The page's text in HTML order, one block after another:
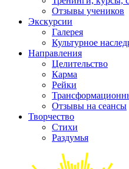
Отзывы учеников
Экскурсии
Галерея
Культурное
Направления
Целительство
Карма
Рейки
Отзывы на сеансы
Творчество
Стихи
Раздумья